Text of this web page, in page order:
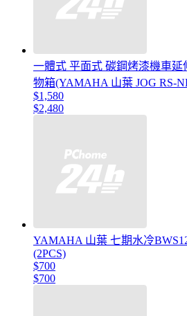
一體式 平面式 碳鋼烤漆機車
物箱(YAMAHA 山葉 JOG RS-
$1,580
$2,480
YAMAHA 山葉 七期水冷
(2PCS)
$700
$700